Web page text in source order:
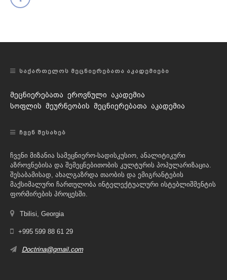
ᲡᲐᲥᲐᲠᲗᲔᲚᲝᲡ ᲛᲔᲪᲜᲘᲔᲠᲔᲑᲐᲗᲐ ᲐᲙᲐᲓᲔᲛᲘᲔᲑᲘ
მეცნიერებათა ეროვნული აკადემია
სოფლის მეურნეობის მეცნიერებათა აკადემია
ᲩᲕᲔᲜ ᲨᲔᲡᲐᲮᲔᲑ
ჩვენი მიზანია სამეცნიერო-სადისკუსიო, ანალიტიკური
აზროვნებისა და შემეცნებითობის კულტურის პოპულარიზაცია.
შესაბამისად, ახალგაზრდა თაობის და ემიგრანტების
მაქსიმალური ჩართულობა ინტელექტუალური ისტებლიშმენტის
ფორმირების პროცესში.
Tbilisi, Georgia
+995 599 88 61 29
Doctrina@gmail.com